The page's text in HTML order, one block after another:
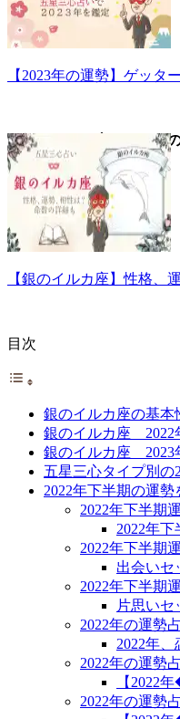
【2023年の運勢】ゲッタ
▼銀のイルカ座について
【銀のイルカ座】性格、
目次
銀のイルカ座の基本
銀のイルカ座 2022
銀のイルカ座 2023
五星三心タイプ別の
2022年下半期の運
2022年下半期
2022年
2022年下半期
出会いセ
2022年下半期
片思い
2022年の運勢
2022年
2022年の運勢
【2022
2022年の運勢